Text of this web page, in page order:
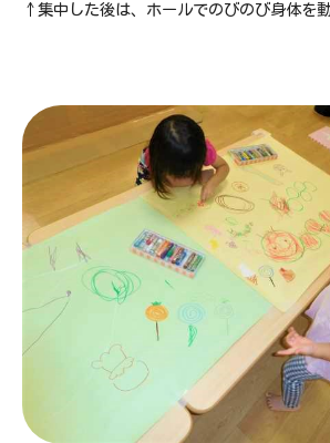
↑集中した後は、ホールでのびのび身体を